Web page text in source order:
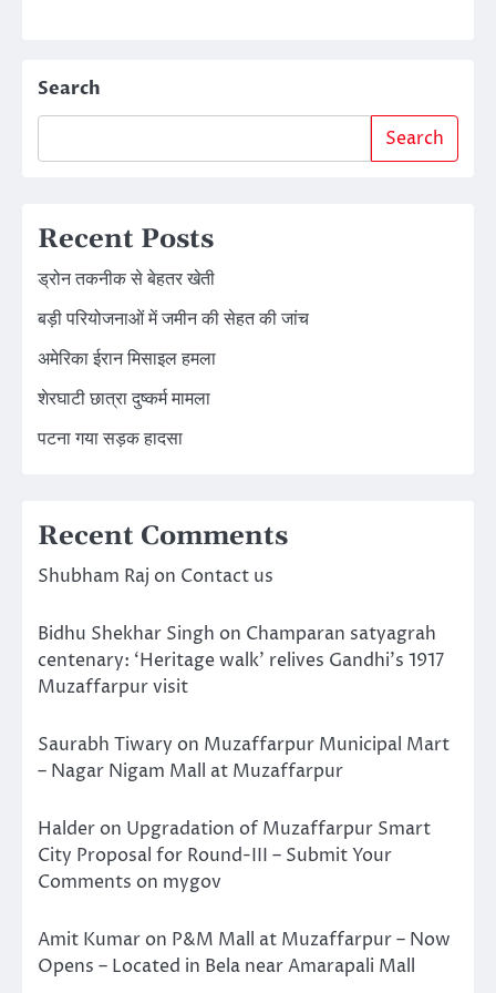
Search
Search
Recent Posts
ड्रोन तकनीक से बेहतर खेती
बड़ी परियोजनाओं में जमीन की सेहत की जांच
अमेरिका ईरान मिसाइल हमला
शेरघाटी छात्रा दुष्कर्म मामला
पटना गया सड़क हादसा
Recent Comments
Shubham Raj on Contact us
Bidhu Shekhar Singh on Champaran satyagrah
centenary: ‘Heritage walk’ relives Gandhi’s 1917
Muzaffarpur visit
Saurabh Tiwary on Muzaffarpur Municipal Mart
– Nagar Nigam Mall at Muzaffarpur
Halder on Upgradation of Muzaffarpur Smart
City Proposal for Round-III – Submit Your
Comments on mygov
Amit Kumar on P&M Mall at Muzaffarpur – Now
Opens – Located in Bela near Amarapali Mall